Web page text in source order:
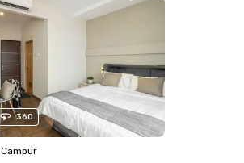
360
Campur